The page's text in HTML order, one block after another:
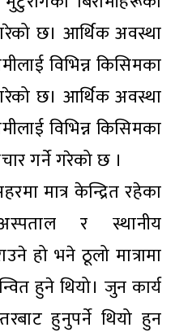
छ। आर्थिक अवस्था
विभिन्न किसिमका
छ। आर्थिक अवस्था
विभिन्न किसिमका
गर्ने गरेको छ ।
मात्र केन्द्रित रहेका
र स्थानीय
हो भने ठूलो मात्रामा
हुने थियो। जुन कार्य
हुनुपर्ने थियो हुन